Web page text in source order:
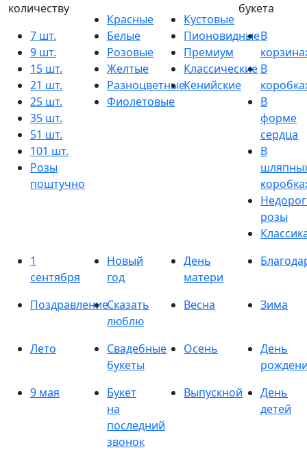
количеству
7 шт.
9 шт.
15 шт.
21 шт.
25 шт.
35 шт.
51 шт.
101 шт.
Розы
поштучно
Красные
Белые
Розовые
Желтые
Разноцветные
Фиолетовые
Кустовые
Пионовидные
Премиум
Классические
Кенийские
букета
В
В
В
форме
сердца
В
розы
1
сентября
Новый
год
День
матери
ПоздравлениеСказать
люблю
Весна Зима
Лето
Свадебные
букеты
Осень
День
9 мая
Букет
на
последний
звонок
Выпускной
День
детей